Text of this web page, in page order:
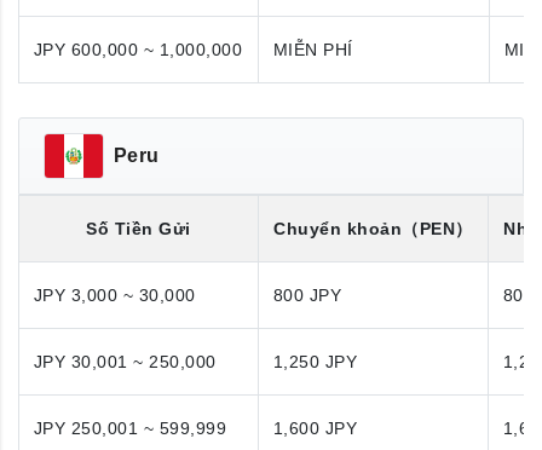
JPY 600,000 ~ 1,000,000 MIỄN PHÍ
Peru
Số Tiền Gửi Chuyển khoản （PEN）
JPY 3,000 ~ 30,000 800 JPY 800
JPY 30,001 ~ 250,000 1,250 JPY
JPY 250,001 ~ 599,999 1,600 JPY